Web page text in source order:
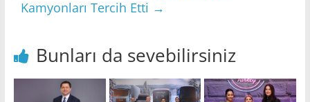
Kamyonları Tercih Etti →
Bunları da sevebilirsiniz